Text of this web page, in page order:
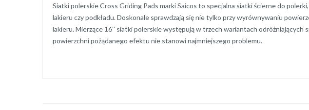
Siatki polerskie Cross Griding Pads marki Saicos to specjalna siatki ścierne do
lakieru czy podkładu. Doskonale sprawdzają się nie tylko przy wyrównywaniu
lakieru. Mierzące 16’’ siatki polerskie występują w trzech wariantach
powierzchni pożądanego efektu nie stanowi najmniejszego problemu.